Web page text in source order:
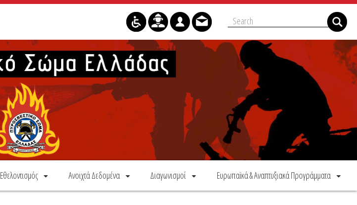
Εθελοντισμός Ανοιχτά Δεδομένα Διαγωνισμοί Ευρωπαϊκά & Αναπτυξιακά Προγράμματα